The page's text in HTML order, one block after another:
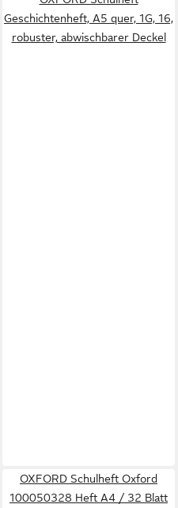
Geschichtenheft, A5 quer, 1G, 16,
robuster, abwischbarer Deckel
OXFORD Schulheft Oxford
100050328 Heft A4 / 32 Blatt